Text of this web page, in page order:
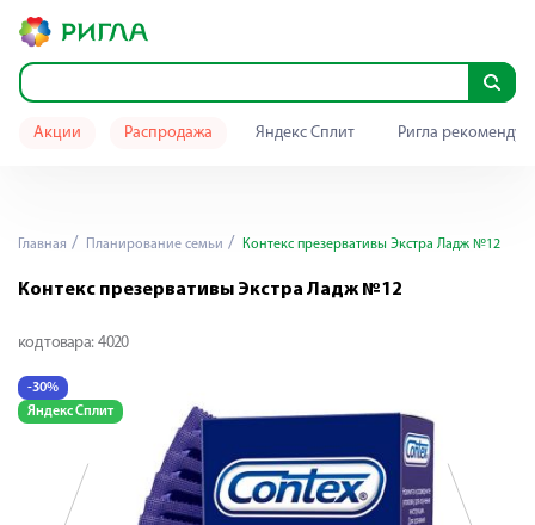
Акции Распродажа Яндекс Сплит Ригла
Главная Планирование семьи Контекс презервативы Экстра Ладж №12
Контекс презервативы Экстра Ладж №12
код товара: 4020
-30%
Яндекс Сплит